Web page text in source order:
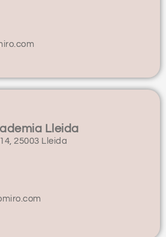
Lleida
25003 Lleida